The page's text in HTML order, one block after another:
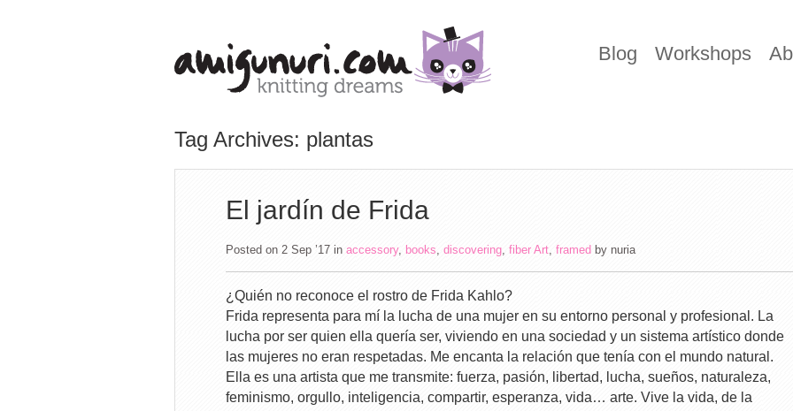
Blog Workshops
Tag Archives: plantas
El jardín de Frida
Posted on 2 Sep ’17 in accessory, books, discovering, fiber Art, framed by nuria
¿Quién no reconoce el rostro de Frida Kahlo?
Frida representa para mí la lucha de una mujer en su entorno personal y profesional. La
lucha por ser quien ella quería ser, viviendo en una sociedad y un sistema artístico donde
las mujeres no eran respetadas. Me encanta la relación que tenía con el mundo natural.
Ella es una artista que me transmite: fuerza, pasión, libertad, lucha, sueños, naturaleza,
feminismo, orgullo, inteligencia, compartir, esperanza, vida… arte. Vive la vida, de la